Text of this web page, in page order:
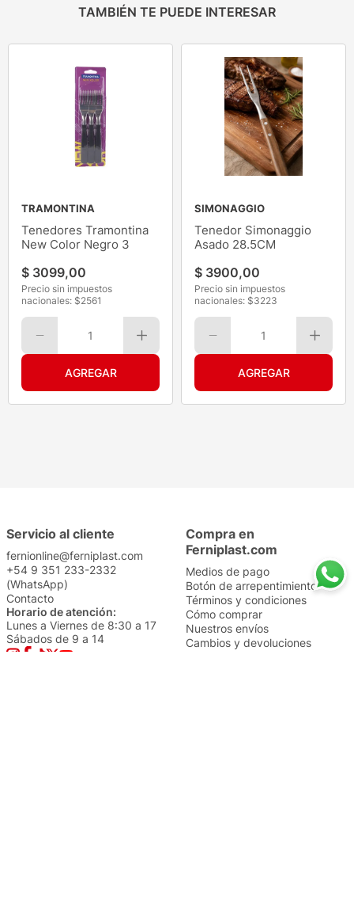
TAMBIÉN TE PUEDE INTERESAR
TRAMONTINA
Tenedores Tramontina
New Color Negro 3
$ 3099,00
Precio sin impuestos
nacionales: $2561
1
SIMONAGGIO
Tenedor Simonaggio
Asado 28.5CM
$ 3900,00
Precio sin impuestos
nacionales: $3223
1
Servicio al cliente
fernionline@ferniplast.com
+54 9 351 233-2332
(WhatsApp)
Contacto
Horario de atención:
Lunes a Viernes de 8:30 a 17
Sábados de 9 a 14
Compra en
Ferniplast.com
Medios de pago
Botón de arrepentimiento
Términos y condiciones
Cómo comprar
Nuestros envíos
Cambios y devoluciones